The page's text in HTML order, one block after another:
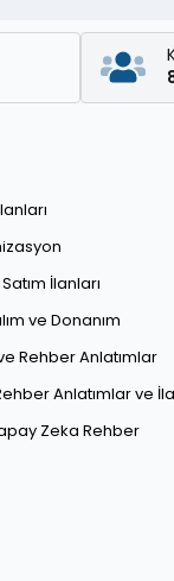
İlanları
ve Donanım
Rehber Anlatımlar
Anlatımlar ve
Zeka Rehber